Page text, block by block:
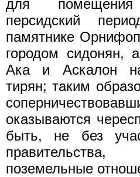
для
персидский
памятнике
городом сидонян,
Ака и Аскалон
тирян; таким
оказываются
быть, не без
правительства,
поземельные